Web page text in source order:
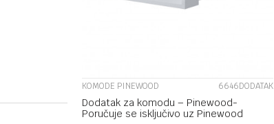
KOMODE PINEWOOD 6646DODATAK
Dodatak za komodu – Pinewood-
Poručuje se isključivo uz Pinewood